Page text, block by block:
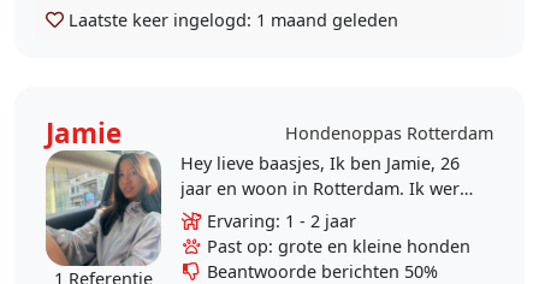
Laatste keer ingelogd: 1 maand geleden
Jamie Hondenoppas Rotterdam
1 Referentie
Hey lieve baasjes, Ik ben Jamie, 26
jaar en woon in Rotterdam. Ik werk
als freelance fotograaf en model,
waardoor ik een flexibel schema
heb en veel..
Ervaring: 1 - 2 jaar
Past op: grote en kleine honden
Beantwoorde berichten 50%